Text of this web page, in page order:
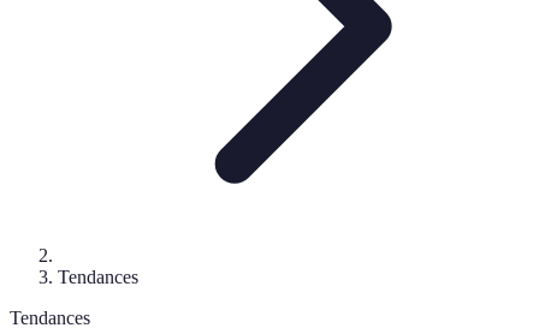
Tendances
Tendances